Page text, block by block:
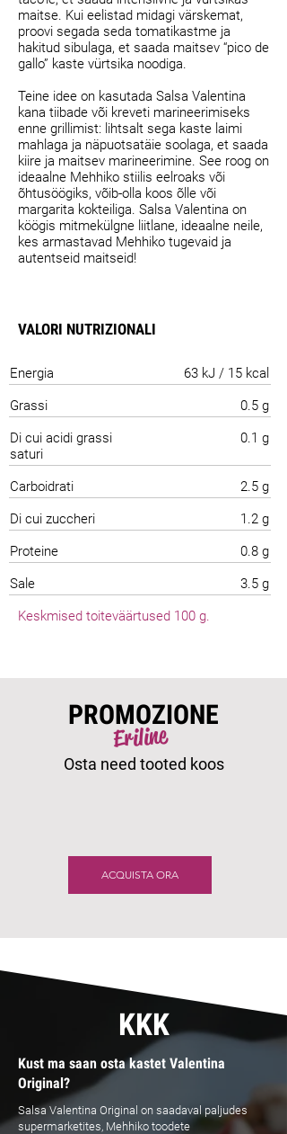
maitse. Kui eelistad midagi värskemat,
proovi segada seda tomatikastme ja
hakitud sibulaga, et saada maitsev “pico de
gallo” kaste vürtsika noodiga.
Teine idee on kasutada Salsa Valentina
kana tiibade või kreveti marineerimiseks
enne grillimist: lihtsalt sega kaste laimi
mahlaga ja näpuotsatäie soolaga, et saada
kiire ja maitsev marineerimine. See roog on
ideaalne Mehhiko stiilis eelroaks või
õhtusöögiks, võib-olla koos õlle või
margarita kokteiliga. Salsa Valentina on
köögis mitmekülgne liitlane, ideaalne neile,
kes armastavad Mehhiko tugevaid ja
autentseid maitseid!
VALORI NUTRIZIONALI
Energia
63 kJ / 15 kcal
Grassi
0.5 g
Di cui acidi grassi
saturi
0.1 g
Carboidrati
2.5 g
Di cui zuccheri
1.2 g
Proteine
0.8 g
Sale
3.5 g
Keskmised toiteväärtused 100 g.
PROMOZIONE
Eriline
Osta need tooted koos
ACQUISTA ORA
KKK
Kust ma saan osta kastet Valentina
Original?
Salsa Valentina Original on saadaval paljudes
supermarketites, Mehhiko toodete